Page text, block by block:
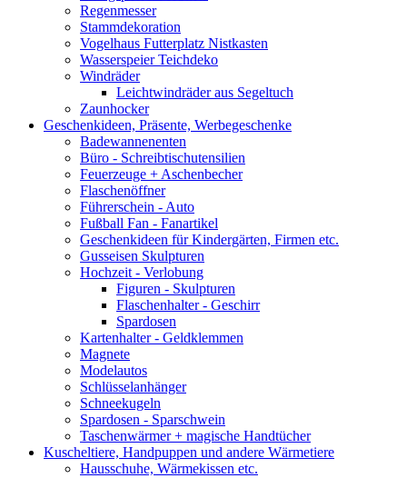
Regenmesser
Stammdekoration
Vogelhaus Futterplatz Nistkasten
Wasserspeier Teichdeko
Windräder
Leichtwindräder aus Segeltuch
Zaunhocker
Geschenkideen, Präsente, Werbegeschenke
Badewannenenten
Büro - Schreibtischutensilien
Feuerzeuge + Aschenbecher
Flaschenöffner
Führerschein - Auto
Fußball Fan - Fanartikel
Geschenkideen für Kindergärten, Firmen etc.
Gusseisen Skulpturen
Hochzeit - Verlobung
Figuren - Skulpturen
Flaschenhalter - Geschirr
Spardosen
Kartenhalter - Geldklemmen
Magnete
Modelautos
Schlüsselanhänger
Schneekugeln
Spardosen - Sparschwein
Taschenwärmer + magische Handtücher
Kuscheltiere, Handpuppen und andere Wärmetiere
Hausschuhe, Wärmekissen etc.